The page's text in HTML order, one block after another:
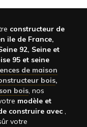
constructeur de
ile de France,
92, Seine et
95 et seine
de maison
bois,
bois, nos
modèle et
construire avec ,
votre